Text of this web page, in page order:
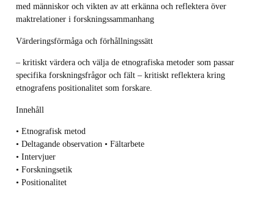
med människor och vikten av att erkänna och reflektera över
maktrelationer i forskningssammanhang
Värderingsförmåga och förhållningssätt
– kritiskt värdera och välja de etnografiska metoder som passar
specifika forskningsfrågor och fält – kritiskt reflektera kring
etnografens positionalitet som forskare.
Innehåll
• Etnografisk metod
• Deltagande observation • Fältarbete
• Intervjuer
• Forskningsetik
• Positionalitet